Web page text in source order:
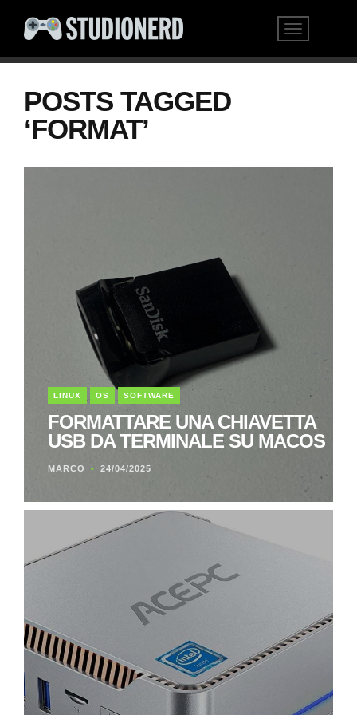
POSTS TAGGED
‘FORMAT’
LINUX OS SOFTWARE
FORMATTARE UNA CHIAVETTA
USB DA TERMINALE SU MACOS
MARCO 24/04/2025